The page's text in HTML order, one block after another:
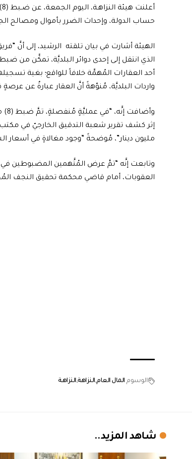
حساب الدولة، وإحداث الضرر بأموال ومصالح
الهيئة أشارت في بيان تلقته الرشيد، إلى أنَّ
الذي انتقل إلى إحدى دوائر البلديَّة، تمكَّن
أحد العقارات المُهمَّة خلافاً للواقع؛ بغية
واردات البلديَّة، مُنوّهةً أنَّ العقار عبارةٌ عن عرصةٍ
مليون دينار”، مُوضحةً “وجود مغالاةٍ في أسعار
العقوبات، أمام قاضي محكمة تحقيق النجف
الوسوم المال العام النزاهة النزاهـة
شاهد المزيد..